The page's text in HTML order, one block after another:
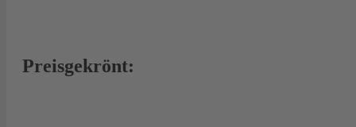
Preisgekrönt: